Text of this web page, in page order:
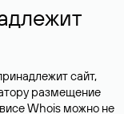
сайт,
размещение
Whois можно не